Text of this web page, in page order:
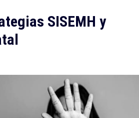
SISEMH y